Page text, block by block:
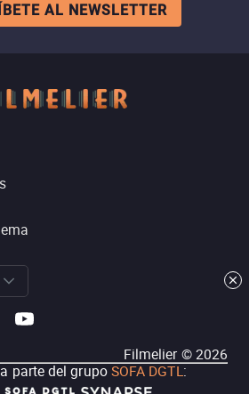
AL NEWSLETTER
Filmelier ©2026
parte del grupoSOFA DGTL: